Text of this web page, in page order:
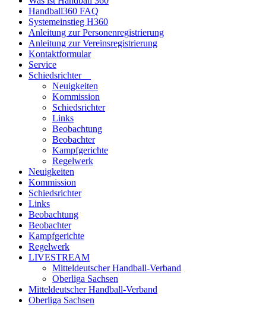
Handball360 FAQ
Systemeinstieg H360
Anleitung zur Personenregistrierung
Anleitung zur Vereinsregistrierung
Kontaktformular
Service
Schiedsrichter
Neuigkeiten
Kommission
Schiedsrichter
Links
Beobachtung
Beobachter
Kampfgerichte
Regelwerk
Neuigkeiten
Kommission
Schiedsrichter
Links
Beobachtung
Beobachter
Kampfgerichte
Regelwerk
LIVESTREAM
Mitteldeutscher Handball-Verband
Oberliga Sachsen
Mitteldeutscher Handball-Verband
Oberliga Sachsen